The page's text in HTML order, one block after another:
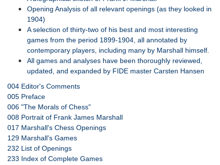
Opening Analysis of all relevant openings (as they looked in
1904)
A selection of thirty-two of his best and most interesting
games from the period 1899-1904, all annotated by
contemporary players, including many by Marshall himself.
All games and analyses have been thoroughly reviewed,
updated, and expanded by FIDE master Carsten Hansen
004 Editor's Comments
005 Preface
006 "The Morals of Chess"
008 Portrait of Frank James Marshall
017 Marshall's Chess Openings
129 Marshall's Games
232 List of Openings
233 Index of Complete Games